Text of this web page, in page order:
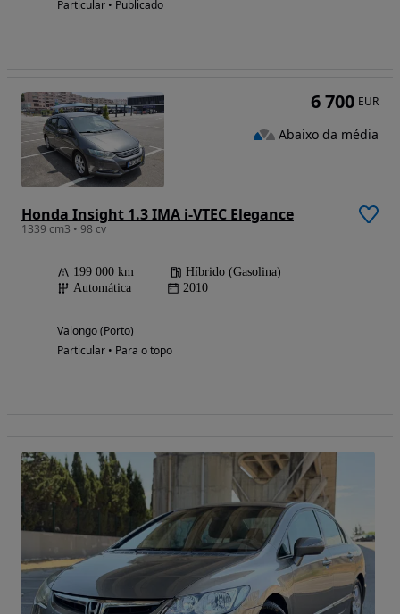
Particular • Publicado
Honda Insight 1.3 IMA i-VTEC Elegance
1339 cm3 • 98 cv
199 000 km
Híbrido (Gasolina)
Automática
2010
Valongo (Porto)
Particular • Para o topo
6 700 EUR
Abaixo da média